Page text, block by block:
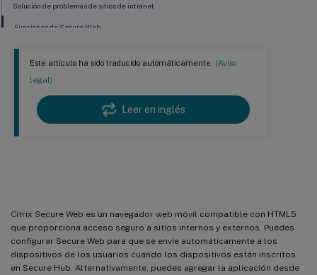
Este artículo ha sido traducido automáticamente. (Aviso
legal)
Leer en inglés
Citrix Secure Web es un navegador web móvil compatible con HTML5
que proporciona acceso seguro a sitios internos y externos. Puedes
configurar Secure Web para que se envíe automáticamente a los
dispositivos de los usuarios cuando los dispositivos están inscritos
en Secure Hub. Alternativamente, puedes agregar la aplicación desde
Solución de problemas de sitios de intranet
Funciones de Secure Web